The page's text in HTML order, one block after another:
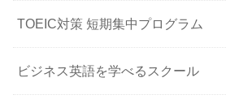
TOEIC対策 短期集中プログラム
ビジネス英語を学べるスクール